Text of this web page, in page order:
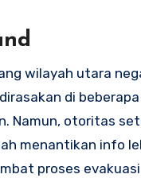
wilayah utara
di
Namun, otoritas
menantikan info
proses